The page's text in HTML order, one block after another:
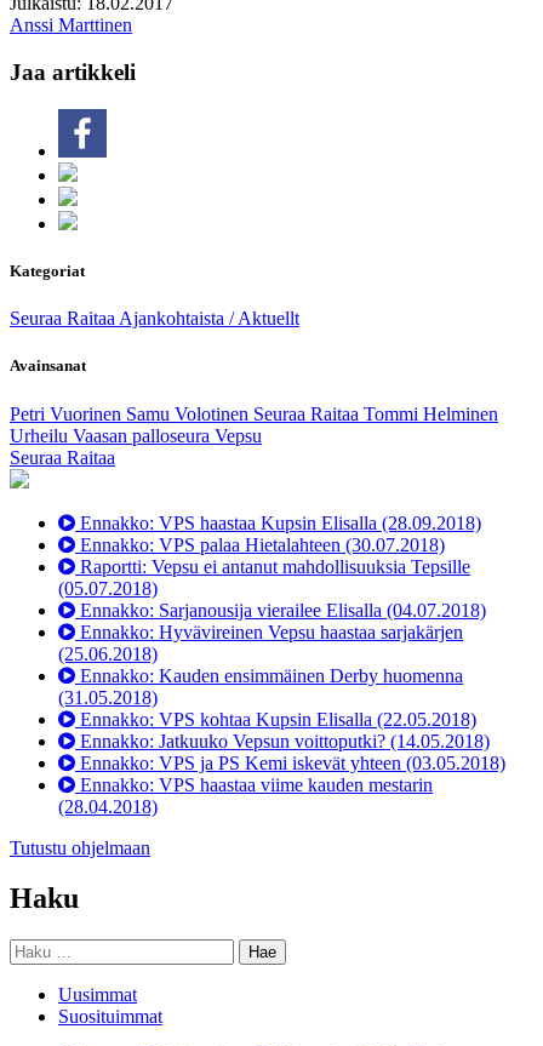
Anssi Marttinen
Jaa artikkeli
Kategoriat
Seuraa Raitaa Ajankohtaista / Aktuellt
Avainsanat
Petri Vuorinen Samu Volotinen Seuraa Raitaa Tommi Helminen
Urheilu Vaasan palloseura Vepsu
Seuraa Raitaa
Ennakko: VPS haastaa Kupsin Elisalla (28.09.2018)
Ennakko: VPS palaa Hietalahteen (30.07.2018)
Raportti: Vepsu ei antanut mahdollisuuksia Tepsille
(05.07.2018)
Ennakko: Sarjanousija vierailee Elisalla (04.07.2018)
Ennakko: Hyvävireinen Vepsu haastaa sarjakärjen
(25.06.2018)
Ennakko: Kauden ensimmäinen Derby huomenna
(31.05.2018)
Ennakko: VPS kohtaa Kupsin Elisalla (22.05.2018)
Ennakko: Jatkuuko Vepsun voittoputki? (14.05.2018)
Ennakko: VPS ja PS Kemi iskevät yhteen (03.05.2018)
Ennakko: VPS haastaa viime kauden mestarin
(28.04.2018)
Tutustu ohjelmaan
Haku
Haku:
Uusimmat
Suosituimmat